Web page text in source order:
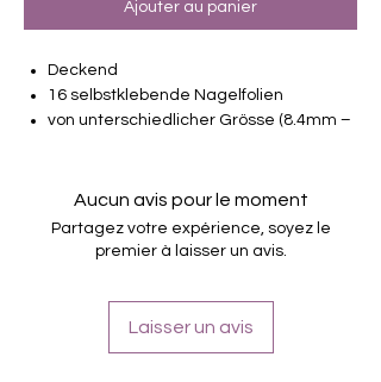
Ajouter au panier
Deckend
16 selbstklebende Nagelfolien
von unterschiedlicher Grösse (8.4mm –
Halten bis zu 14 Tage
Farbe: dunkles Rotbraun
Aucun avis pour le moment
Partagez votre expérience, soyez le
premier à laisser un avis.
Laisser un avis